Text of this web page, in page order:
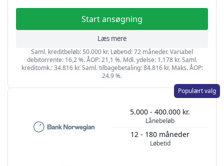
Start ansøgning
Læs mere
Saml. kreditbeløb: 50.000 kr. Løbetid: 72 måneder. Variabel
debitorrente: 16,2 %. ÅOP: 21,1 %. Mdl. ydelse: 1.178 kr. Saml.
kreditomk.: 34.816 kr. Saml. tilbagebetaling: 84.816 kr. Maks. ÅOP:
24.9 %.
Populært valg
Lånebeløb
5.000 - 400.000 kr.
Løbetid
12 - 180 måneder